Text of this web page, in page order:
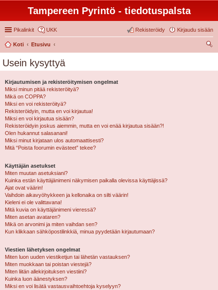
Tampereen Pyrintö - tiedotuspalsta
Pikalinkit UKK Kirjaudu sisään
Rekisteröidy
Koti
Etusivu
Usein kysyttyä
Kirjautumisen ja rekisteröitymisen ongelmat
Miksi minun pitää rekisteröityä?
Mikä on COPPA?
Miksi en voi rekisteröityä?
Rekisteröidyin, mutta en voi kirjautua!
Miksi en voi kirjautua sisään?
Rekisteröidyin joskus aiemmin, mutta en voi enää kirjautua sisään?!
Olen hukannut salasanani!
Miksi minut kirjataan ulos automaattisesti?
Mitä “Poista foorumin evästeet” tekee?
Käyttäjän asetukset
Miten muutan asetuksiani?
Kuinka estän käyttäjänimeni näkymisen paikalla olevissa käyttäjissä?
Ajat ovat väärin!
Vaihdoin aikavyöhykkeen ja kellonaika on silti väärin!
Kieleni ei ole valittavana!
Mitä kuvia on käyttäjänimeni vieressä?
Miten asetan avataren?
Mikä on arvonimi ja miten vaihdan sen?
Kun klikkaan sähköpostilinkkiä, minua pyydetään kirjautumaan?
Viestien lähetyksen ongelmat
Miten luon uuden viestiketjun tai lähetän vastauksen?
Miten muokkaan tai poistan viestejä?
Miten liitän allekirjoituksen viestiini?
Kuinka luon äänestyksen?
Miksi en voi lisätä vastausvaihtoehtoja kyselyyn?